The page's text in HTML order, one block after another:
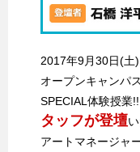
2017年9月30日(土
オープンキャンパ
SPECIAL体験授業
タッフが登壇
アートマネージャ